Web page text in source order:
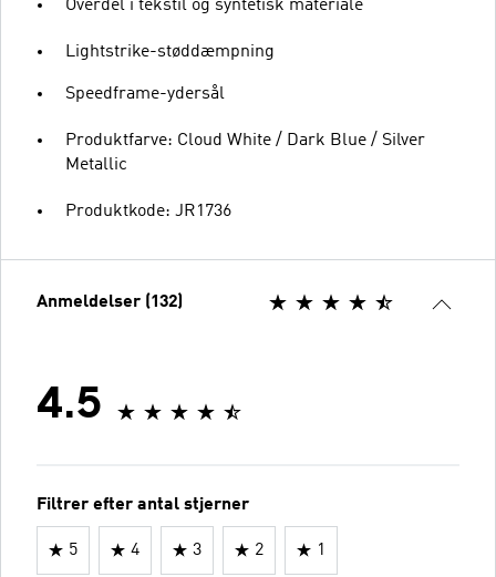
Overdel i tekstil og syntetisk materiale
Lightstrike-støddæmpning
Speedframe-ydersål
Produktfarve: Cloud White / Dark Blue / Silver
Metallic
Produktkode: JR1736
Anmeldelser (132)
4.5
Filtrer efter antal stjerner
5 4 3 2 1